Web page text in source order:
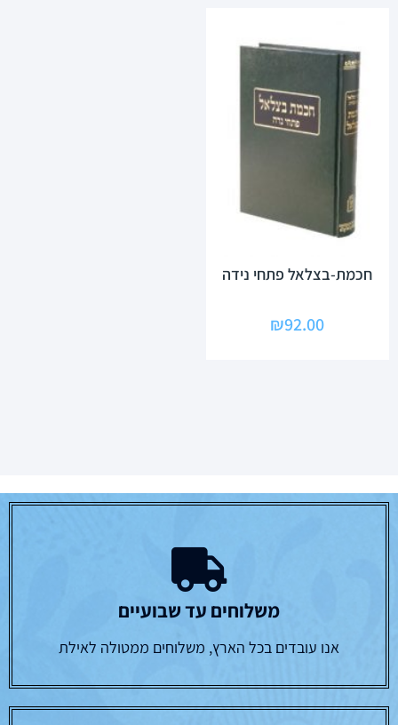
חכמת-בצלאל פתחי נידה
₪92.00
משלוחים עד שבועיים
אנו עובדים בכל הארץ, משלוחים ממטולה לאילת